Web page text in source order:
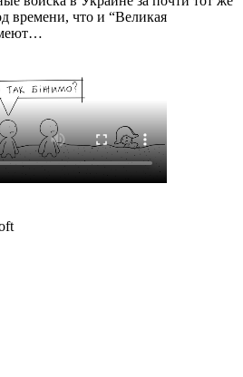
времени, что и “Великая